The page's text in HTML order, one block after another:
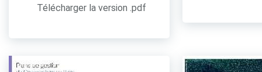
Télécharger la version .pdf